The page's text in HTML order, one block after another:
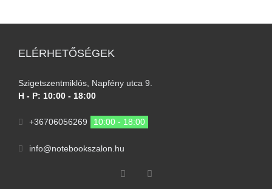
ELÉRHETŐSÉGEK
Szigetszentmiklós, Napfény utca 9.
H - P: 10:00 - 18:00
+36706056269 10:00 - 18:00
info@notebookszalon.hu